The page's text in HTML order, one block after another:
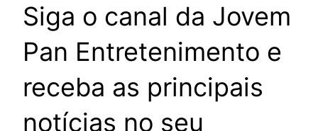
Siga o canal da Jovem
Pan Entretenimento e
receba as principais
notícias no seu